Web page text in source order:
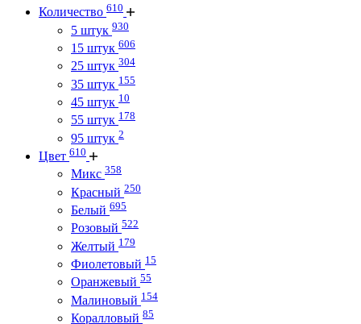
Количество 610
5 штук 930
15 штук 606
25 штук 304
35 штук 155
45 штук 10
55 штук 178
95 штук 2
Цвет 610
Микс 358
Красный 250
Белый 695
Розовый 522
Желтый 179
Фиолетовый 15
Оранжевый 55
Малиновый 154
Коралловый 85